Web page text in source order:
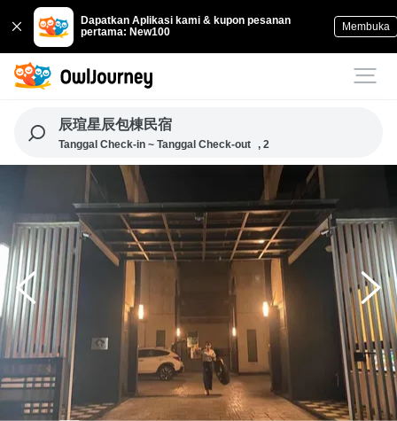
Dapatkan Aplikasi kami & kupon pesanan
pertama: New100
Membuka
辰瑄星辰包棟民宿
Tanggal Check-in ~ Tanggal Check-out , 2